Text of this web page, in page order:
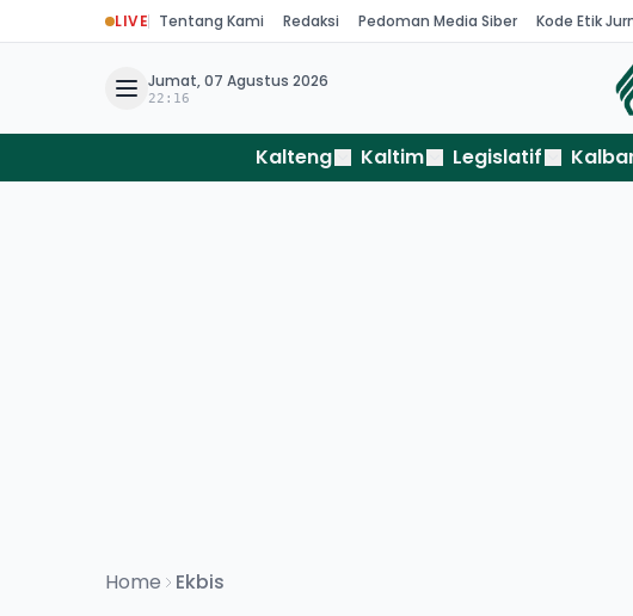
LIVE Tentang Kami Redaksi Pedoman Media Siber Kode Etik
Jumat, 07 Agustus 2026
22:16
Kalteng Kaltim Legislatif
Home Ekbis